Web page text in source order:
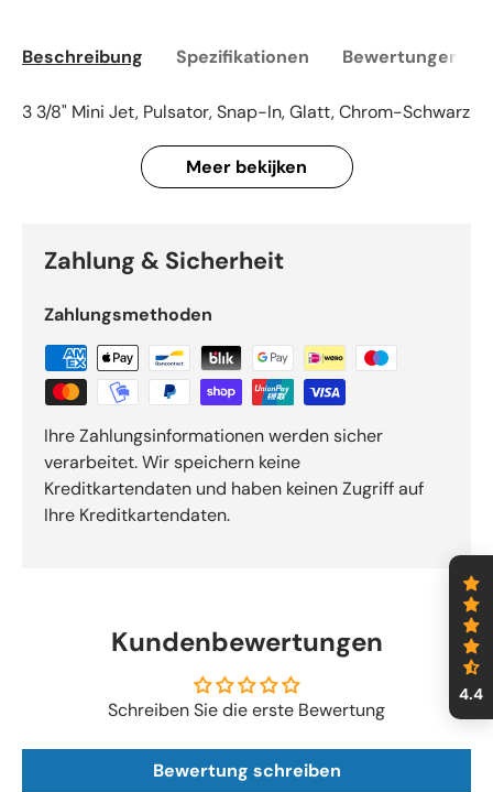
Beschreibung Spezifikationen Bewertungen (0)
3 3/8" Mini Jet, Pulsator, Snap-In, Glatt, Chrom-Schwarz
Meer bekijken
Zahlung & Sicherheit
Zahlungsmethoden
Ihre Zahlungsinformationen werden sicher
verarbeitet. Wir speichern keine
Kreditkartendaten und haben keinen Zugriff auf
Ihre Kreditkartendaten.
Kundenbewertungen
Schreiben Sie die erste Bewertung
Bewertung schreiben
4.4